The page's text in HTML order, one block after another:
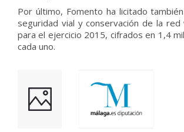
Por último, Fomento ha licitado
seguridad vial y conservación de la red
para el ejercicio 2015, cifrados en 1,4
cada uno.